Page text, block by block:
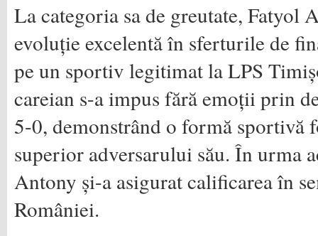
La categoria sa de greutate, Fatyol
evoluție excelentă în sferturile de
pe un sportiv legitimat la LPS
careian s-a impus fără emoții prin
5-0, demonstrând o formă sportivă
superior adversarului său. În urma
Antony și-a asigurat calificarea în
României.